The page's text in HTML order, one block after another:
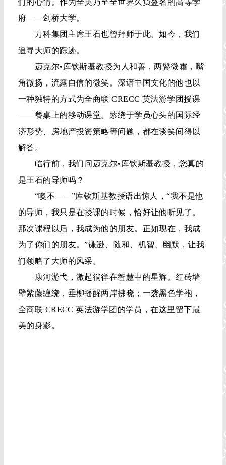
在剑桥锻造企业家精神
10 月 22 日是行程的第五天。天色晴好，一如我
们的心情。作为全英乃至全世界久负盛名的高等学
府——剑桥大学。
万科集团主席王石也曾拜师于此。如今，我们
追寻大师的踪迹。
迈克尔•库钦斯基教授为人和善，两鬓微霜，嘴
角微扬，流露自信的微笑。深谙中国文化的他也以
一种独特的方式为全商联 CRECC 英法游学团授课
——餐桌上的移动课堂。萦绕于学员心头的国际经
济形势、房地产投资策略等问题，都在谈笑间得以
解答。
临行前，我们问迈克尔•库钦斯基教授，您真的
是王石的导师吗？
“噢不——”库钦斯基教授语出惊人，“我不是他
的导师，我只是在授课的时候，恰好让他听见了。